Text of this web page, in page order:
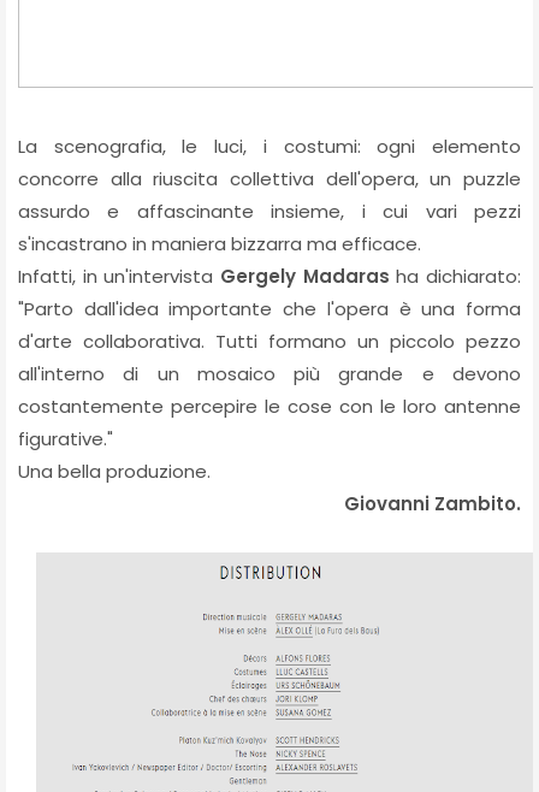
La scenografia, le luci, i costumi: ogni elemento
concorre alla riuscita collettiva dell'opera, un puzzle
assurdo e affascinante insieme, i cui vari pezzi
s'incastrano in maniera bizzarra ma efficace.
Infatti, in un'intervista Gergely Madarasha dichiarato:
"Parto dall'idea importante che l'opera è una forma
d'arte collaborativa. Tutti formano un piccolo pezzo
all'interno di un mosaico più grande e devono
costantemente percepire le cose con le loro antenne
figurative."
Una bella produzione.
Giovanni Zambito.